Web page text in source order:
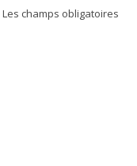
Les champs obligatoires